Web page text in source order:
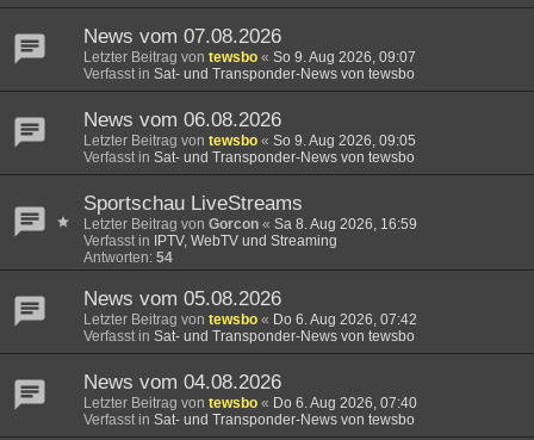
News vom 07.08.2026
Letzter Beitrag von tewsbo « So 9. Aug 2026, 09:07
Verfasst in Sat- und Transponder-News von tewsbo
News vom 06.08.2026
Letzter Beitrag von tewsbo « So 9. Aug 2026, 09:05
Verfasst in Sat- und Transponder-News von tewsbo
Sportschau LiveStreams
Letzter Beitrag von Gorcon « Sa 8. Aug 2026, 16:59
Verfasst in IPTV, WebTV und Streaming
Antworten: 54
News vom 05.08.2026
Letzter Beitrag von tewsbo « Do 6. Aug 2026, 07:42
Verfasst in Sat- und Transponder-News von tewsbo
News vom 04.08.2026
Letzter Beitrag von tewsbo « Do 6. Aug 2026, 07:40
Verfasst in Sat- und Transponder-News von tewsbo